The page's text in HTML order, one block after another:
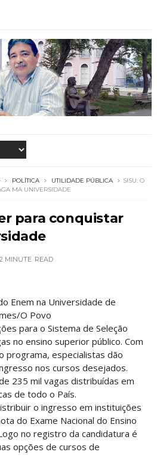
POLÍTICA UTILIDADE PÚBLICA
SISU: O
MA UNIVERSIDADE
para conquistar
2 MINUTE READ
Enem na Universidade de
O Povo
para o Sistema de Seleção
no ensino superior público. Com
programa, especialistas dão
nos cursos desejados.
235 mil vagas distribuídas em
de todo o País.
o ingresso em instituições
do Exame Nacional do Ensino
no registro da candidatura é
opções de cursos de